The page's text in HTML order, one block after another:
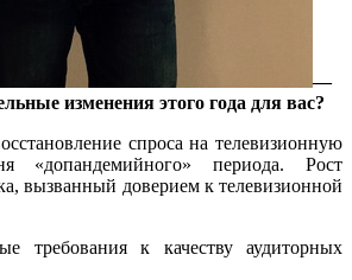
—
изменения этого года для вас?
спроса на телевизионную
«допандемийного» периода. Рост
вызванный доверием к телевизионной
требования к качеству аудиторных